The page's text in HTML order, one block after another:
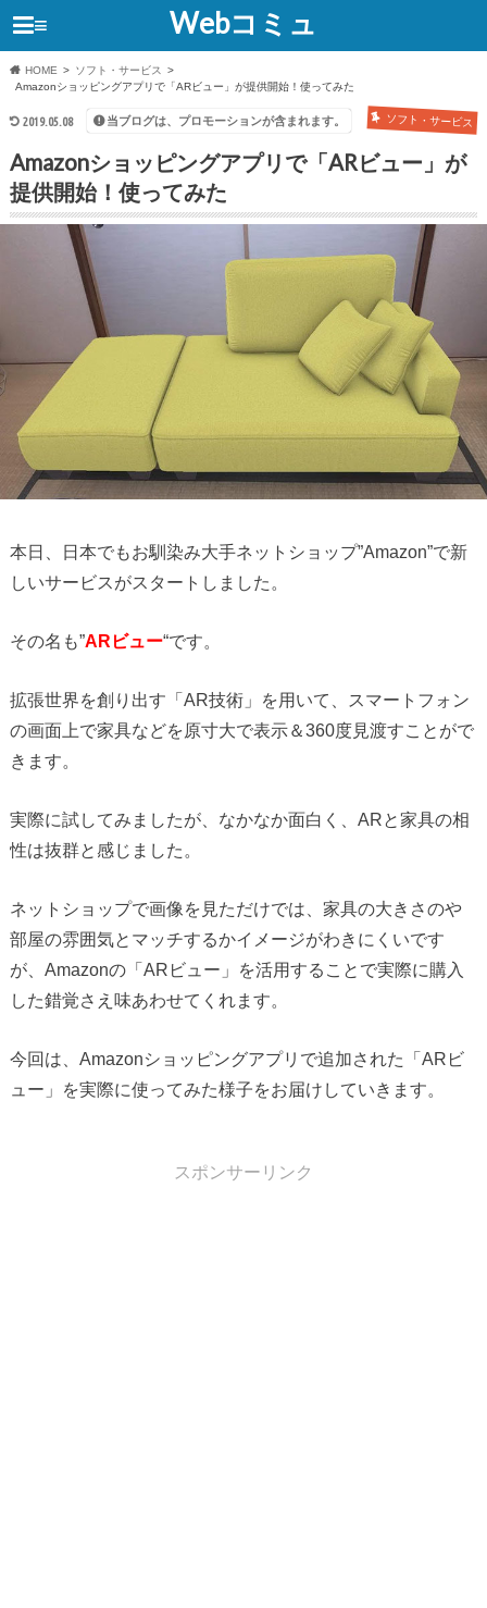
Webコミュ
≡
HOME
ソフト・サービス
Amazonショッピングアプリで「ARビュー」が提供開始！使ってみた
2019.05.08 ソフト・サービス
当ブログは、プロモーションが含まれます。
Amazonショッピングアプリで「ARビュー」が
提供開始！使ってみた
本日、日本でもお馴染み大手ネットショップ”Amazon”で新
しいサービスがスタートしました。
その名も”ARビュー“です。
拡張世界を創り出す「AR技術」を用いて、スマートフォン
の画面上で家具などを原寸大で表示＆360度見渡すことがで
きます。
実際に試してみましたが、なかなか面白く、ARと家具の相
性は抜群と感じました。
ネットショップで画像を見ただけでは、家具の大きさのや
部屋の雰囲気とマッチするかイメージがわきにくいです
が、Amazonの「ARビュー」を活用することで実際に購入
した錯覚さえ味あわせてくれます。
今回は、Amazonショッピングアプリで追加された「ARビ
ュー」を実際に使ってみた様子をお届けしていきます。
スポンサーリンク